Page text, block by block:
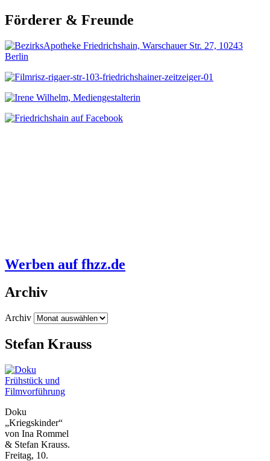
Förderer & Freunde
Werben auf fhzz.de
Archiv
Archiv
Stefan Krauss
Frühstück und
Filmvorführung
Doku
„Kriegskinder“
von Ina Rommel
& Stefan Krauss.
Freitag, 10.